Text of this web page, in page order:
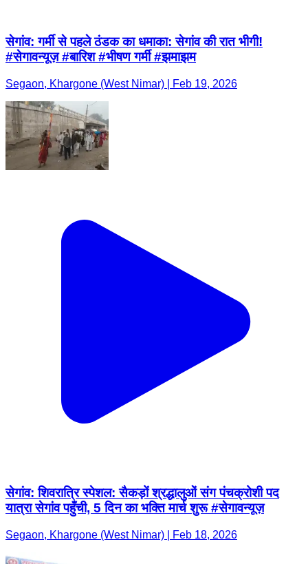
सेगांव: गर्मी से पहले ठंडक का धमाका: सेगांव की रात भीगी!
#सेगावन्यूज़ #बारिश #भीषण गर्मी #झमाझम
Segaon, Khargone (West Nimar) | Feb 19, 2026
सेगांव: शिवरात्रि स्पेशल: सैकड़ों श्रद्धालुओं संग पंचक्रोशी पद
यात्रा सेगांव पहुँची, 5 दिन का भक्ति मार्च शुरू #सेगावन्यूज़
Segaon, Khargone (West Nimar) | Feb 18, 2026